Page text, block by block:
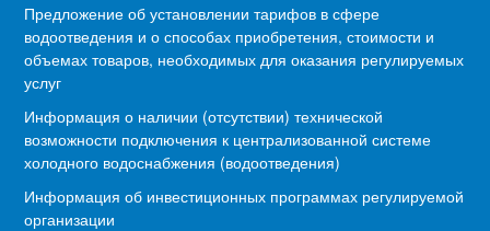
Предложение об установлении тарифов в сфере
водоотведения и о способах приобретения, стоимости и
объемах товаров, необходимых для оказания регулируемых
услуг
Информация о наличии (отсутствии) технической
возможности подключения к централизованной системе
холодного водоснабжения (водоотведения)
Информация об инвестиционных программах регулируемой
организации